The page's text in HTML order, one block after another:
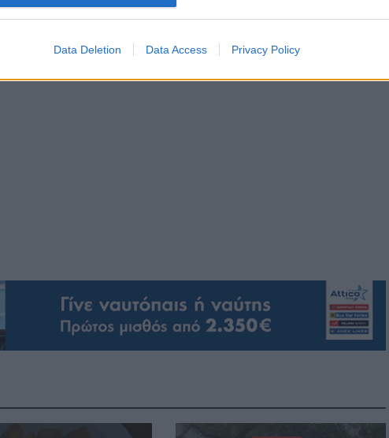
Data Deletion Data Access Privacy Policy
(COSMOTE SPORT 3 HD)